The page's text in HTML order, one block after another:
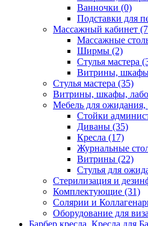
Ванночки (0)
Подставки для
Массажный кабинет
Массажные
Ширмы (2)
Стулья мастера
Витрины,
Стулья мастера (35)
Витрины, шкафы,
Мебель для
Стойки
Диваны (35)
Кресла (17)
Журнальные
Витрины (22)
Стулья для
Стерилизация и
Комплектующие (31)
Солярии и
Оборудование для